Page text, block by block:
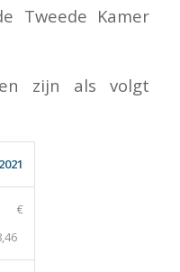
Tweede Kamer
zijn als volgt
2021
€